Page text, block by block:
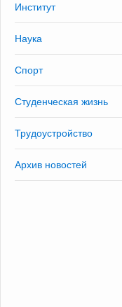
Институт
Наука
Спорт
Студенческая жизнь
Трудоустройство
Архив новостей